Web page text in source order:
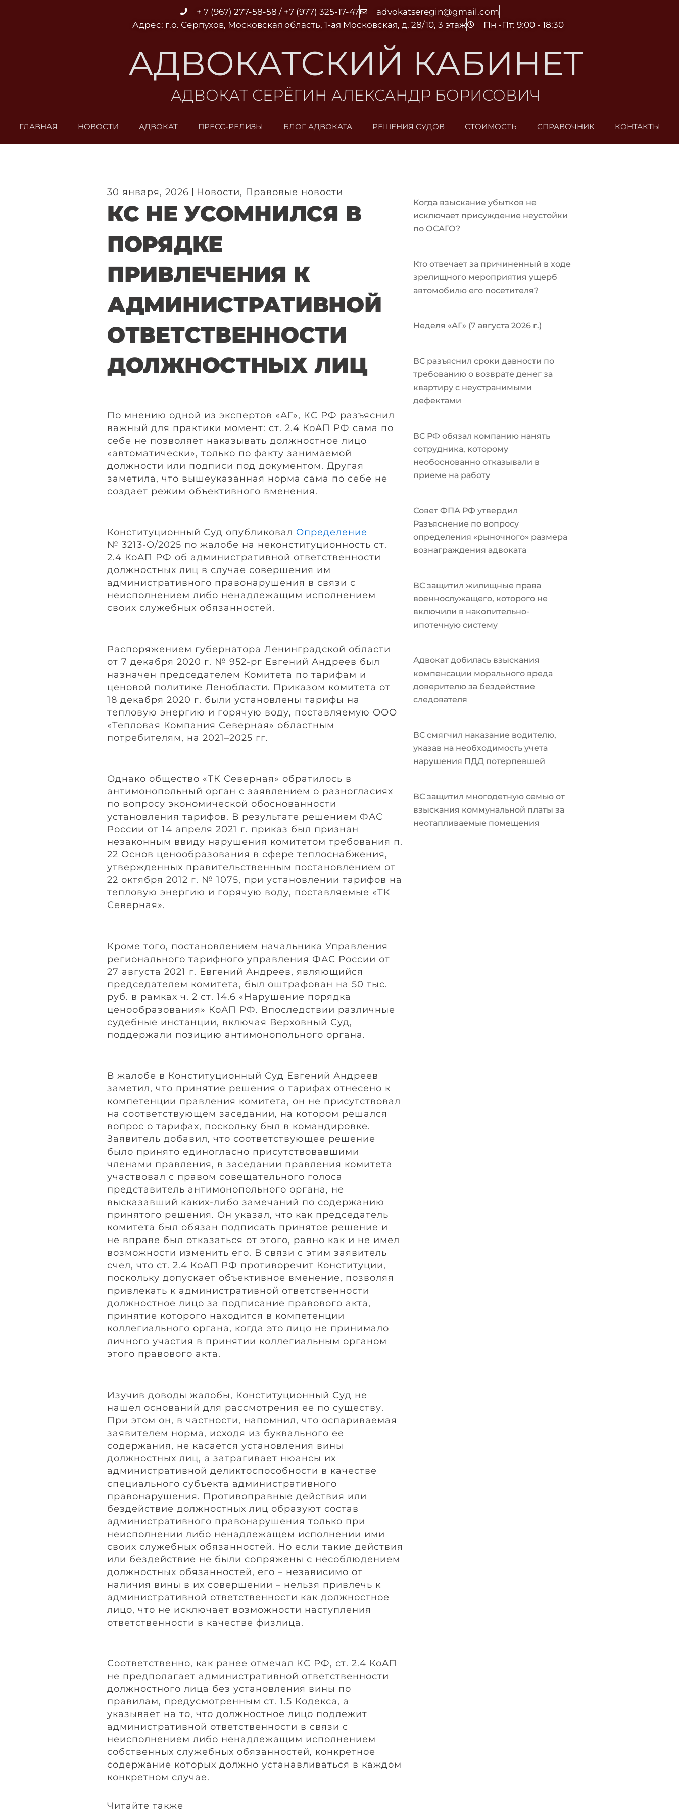
+ 7 (967) 277-58-58 / +7 (977) 325-17-47
advokatseregin@gmail.com
Адрес: г.о. Серпухов, Московская область, 1-ая Московская, д. 28/10, 3 этаж
Пн -Пт: 9:00 - 18:30
АДВОКАТСКИЙ КАБИНЕТ
АДВОКАТ СЕРЁГИН АЛЕКСАНДР БОРИСОВИЧ
ГЛАВНАЯ НОВОСТИ АДВОКАТ ПРЕСС-РЕЛИЗЫ БЛОГ АДВОКАТА РЕШЕНИЯ СУДОВ СТОИМОСТЬ СПРАВОЧНИК КОНТАКТЫ
30 января, 2026 Новости, Правовые новости
КС НЕ УСОМНИЛСЯ В
ПОРЯДКЕ
ПРИВЛЕЧЕНИЯ К
АДМИНИСТРАТИВНОЙ
ОТВЕТСТВЕННОСТИ
ДОЛЖНОСТНЫХ ЛИЦ
По мнению одной из экспертов «АГ», КС РФ разъяснил
важный для практики момент: ст. 2.4 КоАП РФ сама по
себе не позволяет наказывать должностное лицо
«автоматически», только по факту занимаемой
должности или подписи под документом. Другая
заметила, что вышеуказанная норма сама по себе не
создает режим объективного вменения.
Конституционный Суд опубликовал Определение
№ 3213-О/2025 по жалобе на неконституционность ст.
2.4 КоАП РФ об административной ответственности
должностных лиц в случае совершения им
административного правонарушения в связи с
неисполнением либо ненадлежащим исполнением
своих служебных обязанностей.
Распоряжением губернатора Ленинградской области
от 7 декабря 2020 г. № 952-рг Евгений Андреев был
назначен председателем Комитета по тарифам и
ценовой политике Ленобласти. Приказом комитета от
18 декабря 2020 г. были установлены тарифы на
тепловую энергию и горячую воду, поставляемую ООО
«Тепловая Компания Северная» областным
потребителям, на 2021–2025 гг.
Однако общество «ТК Северная» обратилось в
антимонопольный орган с заявлением о разногласиях
по вопросу экономической обоснованности
установления тарифов. В результате решением ФАС
России от 14 апреля 2021 г. приказ был признан
незаконным ввиду нарушения комитетом требования п.
22 Основ ценообразования в сфере теплоснабжения,
утвержденных правительственным постановлением от
22 октября 2012 г. № 1075, при установлении тарифов на
тепловую энергию и горячую воду, поставляемые «ТК
Северная».
Кроме того, постановлением начальника Управления
регионального тарифного управления ФАС России от
27 августа 2021 г. Евгений Андреев, являющийся
председателем комитета, был оштрафован на 50 тыс.
руб. в рамках ч. 2 ст. 14.6 «Нарушение порядка
ценообразования» КоАП РФ. Впоследствии различные
судебные инстанции, включая Верховный Суд,
поддержали позицию антимонопольного органа.
В жалобе в Конституционный Суд Евгений Андреев
заметил, что принятие решения о тарифах отнесено к
компетенции правления комитета, он не присутствовал
на соответствующем заседании, на котором решался
вопрос о тарифах, поскольку был в командировке.
Заявитель добавил, что соответствующее решение
было принято единогласно присутствовавшими
членами правления, в заседании правления комитета
участвовал с правом совещательного голоса
представитель антимонопольного органа, не
высказавший каких-либо замечаний по содержанию
принятого решения. Он указал, что как председатель
комитета был обязан подписать принятое решение и
не вправе был отказаться от этого, равно как и не имел
возможности изменить его. В связи с этим заявитель
счел, что ст. 2.4 КоАП РФ противоречит Конституции,
поскольку допускает объективное вменение, позволяя
привлекать к административной ответственности
должностное лицо за подписание правового акта,
принятие которого находится в компетенции
коллегиального органа, когда это лицо не принимало
личного участия в принятии коллегиальным органом
этого правового акта.
Изучив доводы жалобы, Конституционный Суд не
нашел оснований для рассмотрения ее по существу.
При этом он, в частности, напомнил, что оспариваемая
заявителем норма, исходя из буквального ее
содержания, не касается установления вины
должностных лиц, а затрагивает нюансы их
административной деликтоспособности в качестве
специального субъекта административного
правонарушения. Противоправные действия или
бездействие должностных лиц образуют состав
административного правонарушения только при
неисполнении либо ненадлежащем исполнении ими
своих служебных обязанностей. Но если такие действия
или бездействие не были сопряжены с несоблюдением
должностных обязанностей, его – независимо от
наличия вины в их совершении – нельзя привлечь к
административной ответственности как должностное
лицо, что не исключает возможности наступления
ответственности в качестве физлица.
Соответственно, как ранее отмечал КС РФ, ст. 2.4 КоАП
не предполагает административной ответственности
должностного лица без установления вины по
правилам, предусмотренным ст. 1.5 Кодекса, а
указывает на то, что должностное лицо подлежит
административной ответственности в связи с
неисполнением либо ненадлежащим исполнением
собственных служебных обязанностей, конкретное
содержание которых должно устанавливаться в каждом
конкретном случае.
Читайте также
Когда взыскание убытков не
исключает присуждение неустойки
по ОСАГО?
Кто отвечает за причиненный в ходе
зрелищного мероприятия ущерб
автомобилю его посетителя?
Неделя «АГ» (7 августа 2026 г.)
ВС разъяснил сроки давности по
требованию о возврате денег за
квартиру с неустранимыми
дефектами
ВС РФ обязал компанию нанять
сотрудника, которому
необоснованно отказывали в
приеме на работу
Совет ФПА РФ утвердил
Разъяснение по вопросу
определения «рыночного» размера
вознаграждения адвоката
ВС защитил жилищные права
военнослужащего, которого не
включили в накопительно-
ипотечную систему
Адвокат добилась взыскания
компенсации морального вреда
доверителю за бездействие
следователя
ВС смягчил наказание водителю,
указав на необходимость учета
нарушения ПДД потерпевшей
ВС защитил многодетную семью от
взыскания коммунальной платы за
неотапливаемые помещения